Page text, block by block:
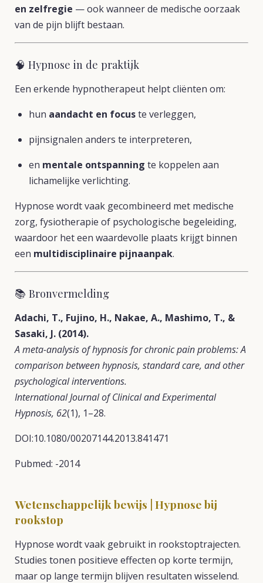
en zelfregie — ook wanneer de medische oorzaak
van de pijn blijft bestaan.
🧠 Hypnose in de praktijk
Een erkende hypnotherapeut helpt cliënten om:
hun aandacht en focuste verleggen,
pijnsignalen anders te interpreteren,
en mentale ontspanning te koppelen aan
lichamelijke verlichting.
Hypnose wordt vaak gecombineerd met medische
zorg, fysiotherapie of psychologische begeleiding,
waardoor het een waardevolle plaats krijgt binnen
een multidisciplinaire pijnaanpak.
📚 Bronvermelding
Adachi, T., Fujino, H., Nakae, A., Mashimo, T., &
Sasaki, J. (2014).
A meta-analysis of hypnosis for chronic pain problems: A
comparison between hypnosis, standard care, and other
psychological interventions.
International Journal of Clinical and Experimental
Hypnosis, 62(1), 1–28.
DOI:10.1080/00207144.2013.841471
Pubmed: -2014
Wetenschappelijk bewijs | Hypnose bij
rookstop
Hypnose wordt vaak gebruikt in rookstoptrajecten.
Studies tonen positieve effecten op korte termijn,
maar op lange termijn blijven resultaten wisselend.